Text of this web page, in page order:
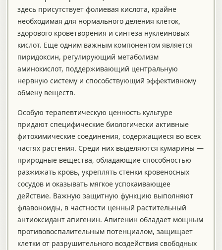
здесь присутствует фолиевая кислота, крайне
необходимая для нормального деления клеток,
здорового кроветворения и синтеза нуклеиновых
кислот. Еще одним важным компонентом является
пиридоксин, регулирующий метаболизм
аминокислот, поддерживающий центральную
нервную систему и способствующий эффективному
обмену веществ.
Особую терапевтическую ценность культуре
придают специфические биологически активные
фитохимические соединения, содержащиеся во всех
частях растения. Среди них выделяются кумарины —
природные вещества, обладающие способностью
разжижать кровь, укреплять стенки кровеносных
сосудов и оказывать мягкое успокаивающее
действие. Важную защитную функцию выполняют
флавоноиды, в частности ценный растительный
антиоксидант апигенин. Апигенин обладает мощным
противовоспалительным потенциалом, защищает
клетки от разрушительного воздействия свободных